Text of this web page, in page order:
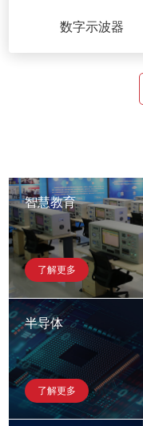
数字示波器
智慧教育
了解更多
半导体
了解更多